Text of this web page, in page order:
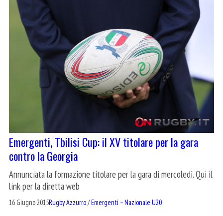
Emergenti, Tbilisi Cup: il XV titolare per la gara
contro la Georgia
Annunciata la formazione titolare per la gara di mercoledì. Qui il
link per la diretta web
16 Giugno 2015Rugby Azzurro/Emergenti – Nazionale U20